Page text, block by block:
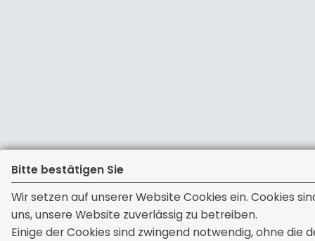
Bitte bestätigen Sie
Wir setzen auf unserer Website Cookies ein. Cookies
uns, unsere Website zuverlässig zu betreiben.
Einige der Cookies sind zwingend notwendig, ohne die